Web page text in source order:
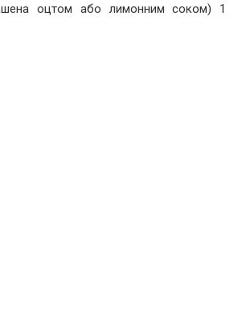
оцтом або лимонним соком) 1